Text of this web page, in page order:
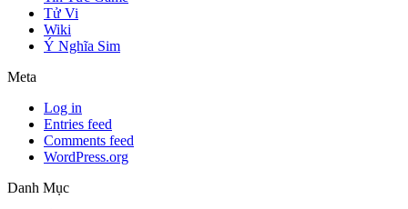
Tử Vi
Wiki
Ý Nghĩa Sim
Meta
Log in
Entries feed
Comments feed
WordPress.org
Danh Mục